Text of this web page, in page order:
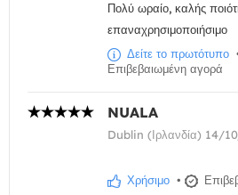
Πολύ ωραίο, καλής
επαναχρησιμοποιήσιμο
Δείτε το πρωτότυπο
Επιβεβαιωμένη αγορά
NUALA
Dublin (Ιρλανδία) 14/
Χρήσιμο •